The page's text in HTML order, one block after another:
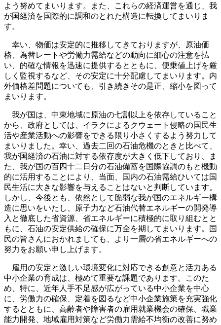
よう努めてまいります。また、これらの経済運営を通じ、我
が国経済を国際的に調和のとれた構造に転換してまいりま
す。
幸い、物価は安定的に推移してきておりますが、原油価
格、為替レートや労働力需給などの動向に細心の注意を払
い、的確な情報を迅速に提供するとともに、便乗値上げを厳
しく監視するなど、その安定に十分配慮してまいります。内
外価格差問題についても、引き続きその是正、縮小を図って
まいります。
我が国は、中東地域に原油の七割以上を依存していること
から、政府としては、イラクによるクウェート侵略の国民生
活や産業活動への影響をできる限り小さくするよう努力して
まいりました。幸い、過去二回の石油危機のときと比べて、
我が国経済の石油に対する依存度が大きく低下しており、ま
た、我が国の百四十二日分の石油備蓄を国際協調のもと機動
的に活用することにより、当面、国内の石油需給ひいては国
民生活に大きな影響を与えることはないと判断しています。
しかし、今後とも、依然として脆弱な我が国のエネルギー構
造に思いをいたし、原子力など石油代替エネルギーの開発導
入と徹底した省資源、省エネルギーに積極的に取り組むとと
もに、石油の安定供給の確保に万全を期してまいります。国
民の皆さんにおかれましても、より一層の省エネルギーへの
努力をお願い申し上げます。
雇用の安定と激しい環境変化に対応できる創意と活力ある
中小企業の育成は、極めて重要な課題であります。このた
め、特に、近年人手不足感が広がっている中小企業を中心
に、労働力の確保、定着を図るなど中小企業施策を充実強化
するとともに、高齢者や障害者の雇用就業機会の確保、職業
能力開発、地域雇用対策など労働力需給不均衡の改善に努め